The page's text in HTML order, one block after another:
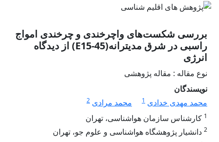
بررسی شکست‌های واچرخندی و چرخندی امواج
راسبی در شرق مدیترانه(E15-45) از دیدگاه
انرژی
نوع مقاله : مقاله پژوهشی
نویسندگان
محمد مهدی خدادی 1 محمد مرادی 2
1 کارشناس سازمان هواشناسی، تهران
2 دانشیار پژوهشگاه هواشناسی و علوم جو، تهران